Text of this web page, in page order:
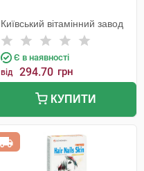
Київський вітамінний завод
Є в наявності
від 294.70 грн
КУПИТИ